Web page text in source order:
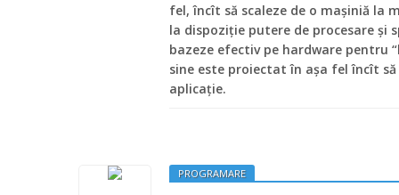
fel, încît să scaleze de o mașiniă la
la dispoziție putere de procesare și
bazeze efectiv pe hardware pentru
sine este proiectat în așa fel încît
aplicație.
PROGRAMARE